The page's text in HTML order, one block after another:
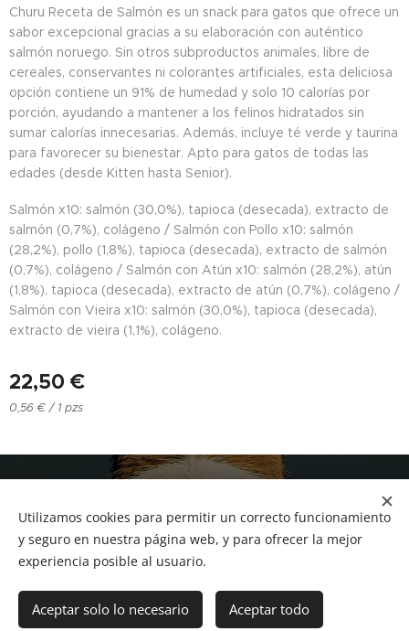
Churu Receta de Salmón es un snack para gatos que ofrece un
sabor excepcional gracias a su elaboración con auténtico
salmón noruego. Sin otros subproductos animales, libre de
cereales, conservantes ni colorantes artificiales, esta deliciosa
opción contiene un 91% de humedad y solo 10 calorías por
porción, ayudando a mantener a los felinos hidratados sin
sumar calorías innecesarias. Además, incluye té verde y taurina
para favorecer su bienestar. Apto para gatos de todas las
edades (desde Kitten hasta Senior).
Salmón x10: salmón (30,0%), tapioca (desecada), extracto de
salmón (0,7%), colágeno / Salmón con Pollo x10: salmón
(28,2%), pollo (1,8%), tapioca (desecada), extracto de salmón
(0,7%), colágeno / Salmón con Atún x10: salmón (28,2%), atún
(1,8%), tapioca (desecada), extracto de atún (0,7%), colágeno /
Salmón con Vieira x10: salmón (30,0%), tapioca (desecada),
extracto de vieira (1,1%), colágeno.
22,50 €
0,56 € / 1 pzs
Añadir a la cesta
Tf.666351543
Utilizamos cookies para permitir un correcto funcionamiento
y seguro en nuestra página web, y para ofrecer la mejor
experiencia posible al usuario.
Aceptar solo lo necesario Aceptar todo